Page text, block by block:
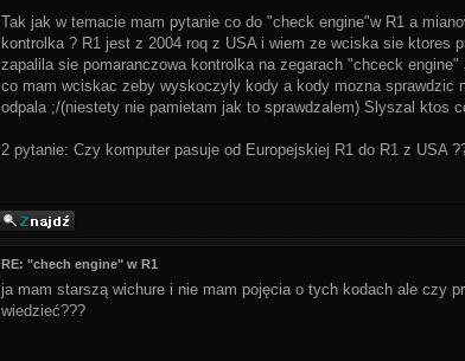
Tak jak w temacie mam pytanie co do "check engine"w R1 a
kontrolka ? R1 jest z 2004 roq z USA i wiem ze wciska sie
zapalila sie pomaranczowa kontrolka na zegarach "chceck
co mam wciskac zeby wyskoczyly kody a kody mozna
odpala ;/(niestety nie pamietam jak to sprawdzalem) Slyszal ktos
2 pytanie: Czy komputer pasuje od Europejskiej R1 do R1 z USA
RE: "chech engine" w R1
ja mam starszą wichure i nie mam pojęcia o tych kodach ale czy
wiedzieć???